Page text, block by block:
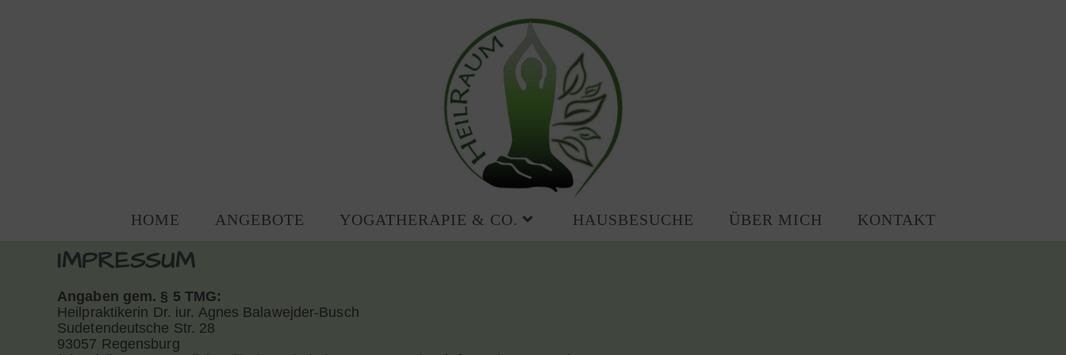
HOME ANGEBOTE YOGATHERAPIE & CO. HAUSBESUCHE ÜBER MICH KONTAKT
IMPRESSUM
Angaben gem. § 5 TMG:
Heilpraktikerin Dr. iur. Agnes Balawejder-Busch
Sudetendeutsche Str. 28
93057 Regensburg